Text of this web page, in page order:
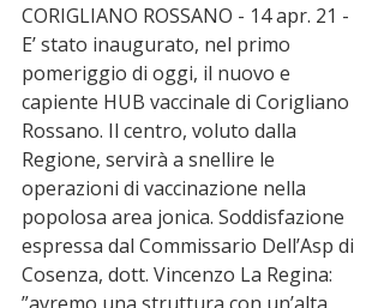
CORIGLIANO ROSSANO - 14 apr. 21 -
E’ stato inaugurato, nel primo
pomeriggio di oggi, il nuovo e
capiente HUB vaccinale di Corigliano
Rossano. Il centro, voluto dalla
Regione, servirà a snellire le
operazioni di vaccinazione nella
popolosa area jonica. Soddisfazione
espressa dal Commissario Dell’Asp di
Cosenza, dott. Vincenzo La Regina: